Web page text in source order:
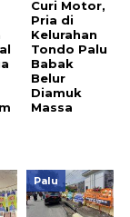
Curi Motor,
Pria di
Kelurahan
Tondo Palu
Babak
Belur
Diamuk
Massa
Palu